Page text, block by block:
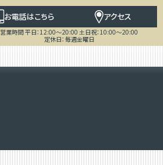
お電話はこちら アクセス
営業時間 平日：12:00～20:00 土日祝：10:00～20:00
定休日：毎週金曜日